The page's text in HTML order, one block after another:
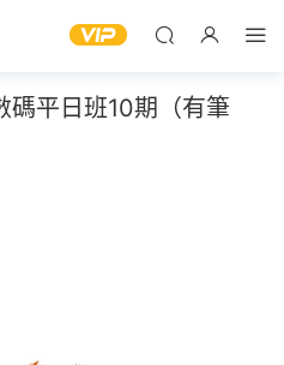
碼平日班10期（有筆